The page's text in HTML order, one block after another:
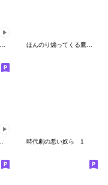
ほんのり煽ってくる鷹の爪団の怪人スタンプ
時代劇の悪い奴ら 1